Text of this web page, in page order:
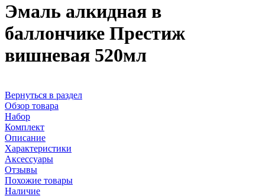
Эмаль алкидная в
баллончике Престиж
вишневая 520мл
Вернуться в раздел
Обзор товара
Набор
Комплект
Описание
Характеристики
Аксессуары
Отзывы
Похожие товары
Наличие